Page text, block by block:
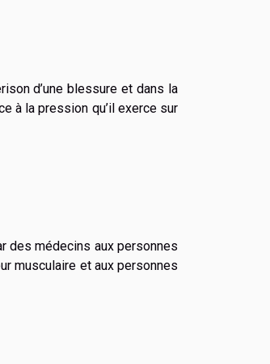
d’une blessure et dans la
à la pression qu’il exerce sur
des médecins aux personnes
musculaire et aux personnes